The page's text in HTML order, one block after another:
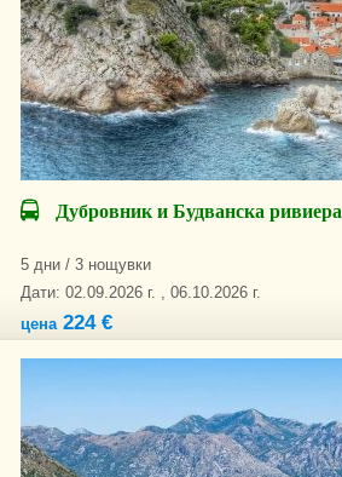
Дубровник и Будванска ривиера
5 дни / 3 нощувки
Дати: 02.09.2026 г. , 06.10.2026 г.
цена224 €